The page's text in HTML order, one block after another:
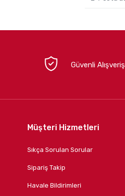
Güvenli Alışveriş
Müşteri Hizmetleri
Sıkça Sorulan Sorular
Sipariş Takip
Havale Bildirimleri